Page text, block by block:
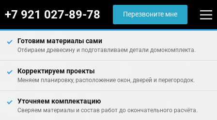
+7 921 027-89-78 Перезвоните мне
Готовим материалы сами
Отбираем древесину и подготавливаем детали домокомплекта.
Корректируем проекты
Меняем планировку, расположение окон, дверей и перегородок.
Уточняем комплектацию
Сверяем материалы и состав работ до окончательного расчёта.